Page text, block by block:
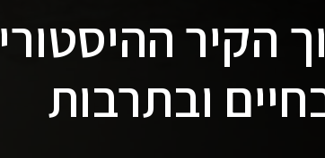
הקיר ההיסטורי
ובתרבות